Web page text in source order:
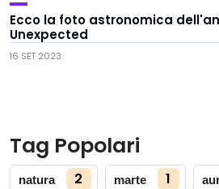
Ecco la foto astronomica
Unexpected
16 SET 2023
Tag Popolari
natura 2 marte 1